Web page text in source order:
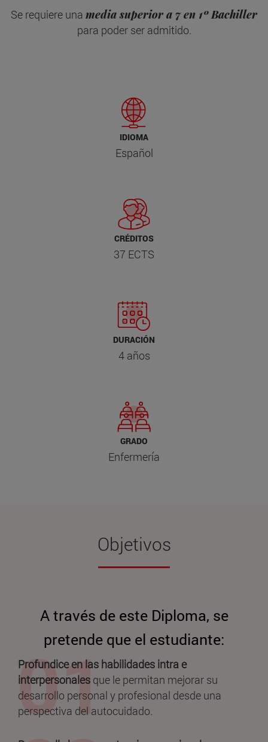
Se requiere una media superior a 7 en 1º Bachiller
para poder ser admitido.
IDIOMA
Español
CRÉDITOS
37 ECTS
DURACIÓN
4 años
GRADO
Enfermería
Objetivos
A través de este Diploma, se
pretende que el estudiante:
Profundice en las habilidades intra e
interpersonales que le permitan mejorar su
desarrollo personal y profesional desde una
perspectiva del autocuidado.